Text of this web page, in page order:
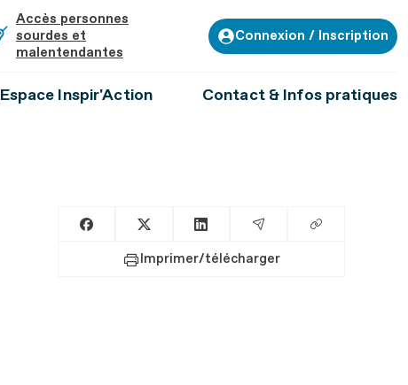
Accès personnes
sourdes et
malentendantes
Connexion / Inscription
Espace Inspir'Action Contact & Infos pratiques
Partager sur Facebook
Partager sur XPartager sur LinkedIn
Partager par Email
Copier le lien
Imprimer/télécharger